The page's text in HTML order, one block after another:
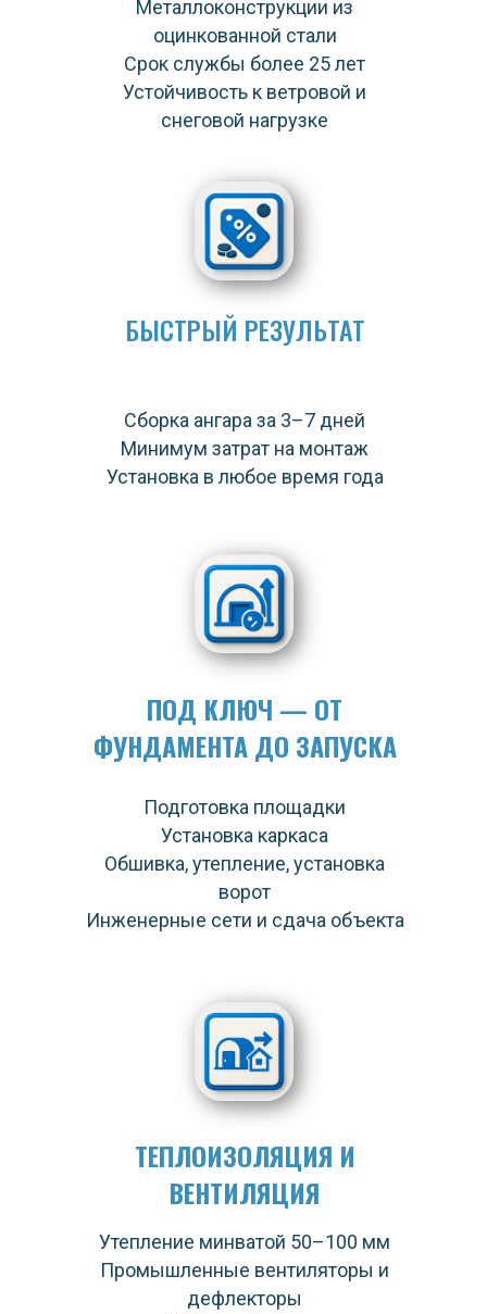
Металлоконструкции из
оцинкованной стали
Срок службы более 25 лет
Устойчивость к ветровой и
снеговой нагрузке
БЫСТРЫЙ РЕЗУЛЬТАТ
Сборка ангара за 3–7 дней
Минимум затрат на монтаж
Установка в любое время года
ПОД КЛЮЧ — ОТ
ФУНДАМЕНТА ДО ЗАПУСКА
Подготовка площадки
Установка каркаса
Обшивка, утепление, установка
ворот
Инженерные сети и сдача объекта
Утепление минватой 50–100 мм
Промышленные вентиляторы и
дефлекторы
ТЕПЛОИЗОЛЯЦИЯ И
ВЕНТИЛЯЦИЯ